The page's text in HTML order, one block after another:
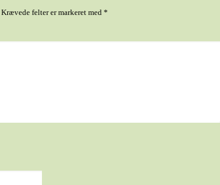
Krævede felter er markeret med *